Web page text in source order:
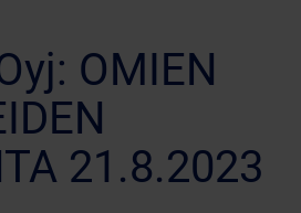
OMIEN
21.8.2023